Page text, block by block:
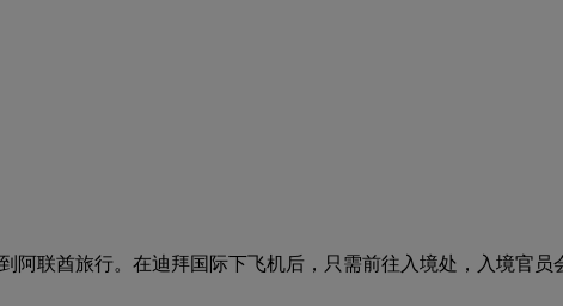
阿联酋旅行。在迪拜国际下飞机后，只需前往入境处，入境官